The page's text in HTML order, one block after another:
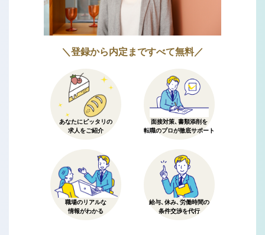
＼登録から内定まですべて無料／
あなたにピッタリの
求人をご紹介
面接対策、書類添削を
転職のプロが徹底サポート
職場のリアルな
情報がわかる
給与、休み、労働時間の
条件交渉を代行